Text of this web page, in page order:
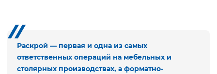
Раскрой — первая и одна из самых
ответственных операций на мебельных и
столярных производствах, а форматно-